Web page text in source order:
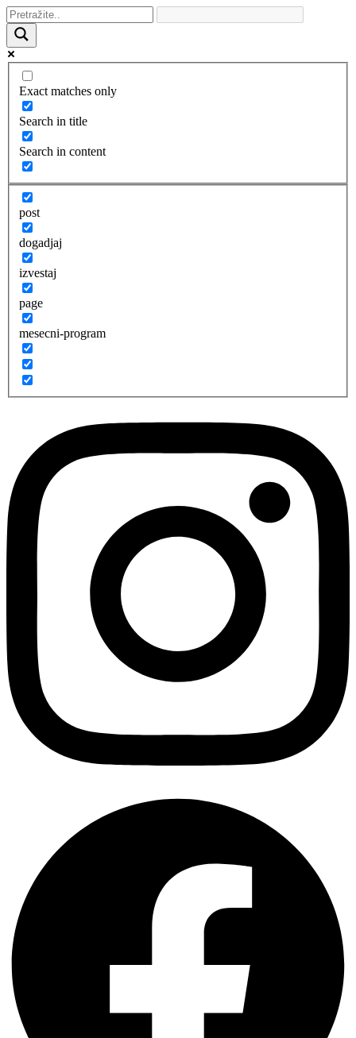
Exact matches only
Search in title
Search in content
post
dogadjaj
izvestaj
page
mesecni-program